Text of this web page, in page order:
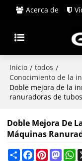
Acerca de
Inicio / todos /
Conocimiento de la
Doble mejora de la
ranuradoras de tubos
Doble Mejora De
Máquinas
ShareFacebookPinterest